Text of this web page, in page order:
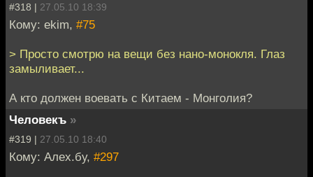
#318 | 27.05.10 18:39
Кому: ekim, #75
> Просто смотрю на вещи без нано-монокля. Глаз
замыливает...
А кто должен воевать с Китаем - Монголия?
Человекъ »
#319 | 27.05.10 18:40
Кому: Алех.бу, #297